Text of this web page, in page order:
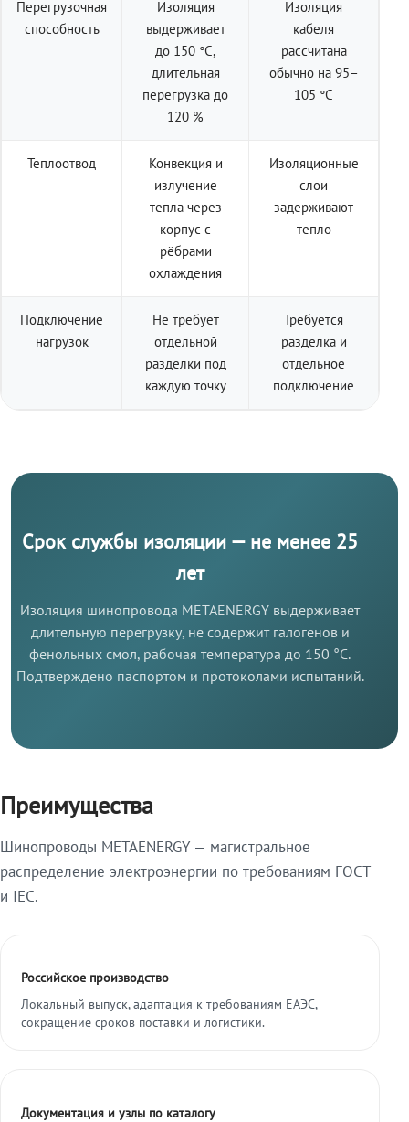
Перегрузочная
способность
Изоляция
выдерживает
до 150 °C,
длительная
перегрузка до
120 %
Изоляция
кабеля
рассчитана
обычно на 95–
105 °C
Теплоотвод
Конвекция и
излучение
тепла через
корпус с
рёбрами
охлаждения
Изоляционные
слои
задерживают
тепло
Подключение
нагрузок
Не требует
отдельной
разделки под
каждую точку
Требуется
разделка и
отдельное
подключение
Срок службы изоляции — не менее 25
лет
Изоляция шинопровода METAENERGY выдерживает
длительную перегрузку, не содержит галогенов и
фенольных смол, рабочая температура до 150 °C.
Подтверждено паспортом и протоколами испытаний.
Преимущества
Шинопроводы METAENERGY — магистральное
распределение электроэнергии по требованиям ГОСТ
и IEC.
Российское производство
Локальный выпуск, адаптация к требованиям ЕАЭС,
сокращение сроков поставки и логистики.
Документация и узлы по каталогу